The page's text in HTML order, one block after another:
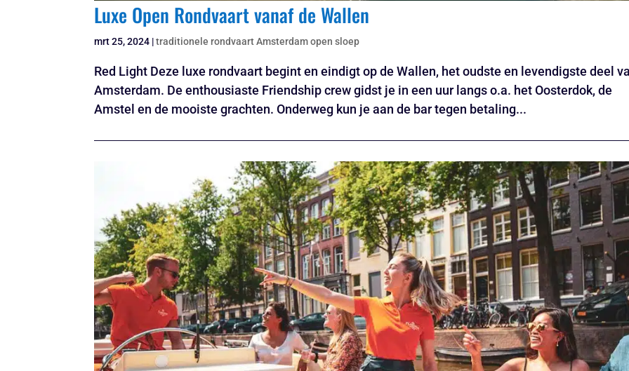
Luxe Open Rondvaart vanaf de Wallen
mrt 25, 2024 |traditionele rondvaart Amsterdam open sloep
Red Light Deze luxe rondvaart begint en eindigt op de Wallen, het oudste en levendigste deel
Amsterdam. De enthousiaste Friendship crew gidst je in een uur langs o.a. het Oosterdok, de
Amstel en de mooiste grachten. Onderweg kun je aan de bar tegen betaling...